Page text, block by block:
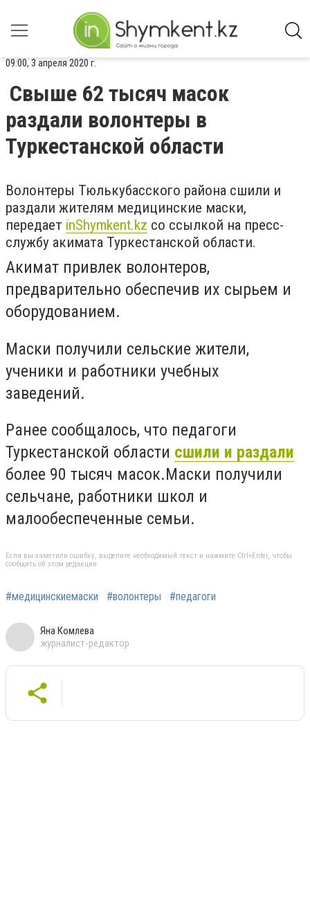
09:00, 3 апреля 2020 г.
Свыше 62 тысяч масок
раздали волонтеры в
Туркестанской области
Волонтеры Тюлькубасского района сшили и
раздали жителям медицинские маски,
передает inShymkent.kz со ссылкой на пресс-
службу акимата Туркестанской области.
Акимат привлек волонтеров,
предварительно обеспечив их сырьем и
оборудованием.
Маски получили сельские жители,
ученики и работники учебных
заведений.
Ранее сообщалось, что педагоги
Туркестанской области сшили и раздали
более 90 тысяч масок.Маски получили
сельчане, работники школ и
малообеспеченные семьи.
Если вы заметили ошибку, выделите необходимый текст и нажмите Ctrl+Enter, чтобы
сообщить об этом редакции
#медицинскиемаски #волонтеры #педагоги
Яна Комлева
журналист-редактор